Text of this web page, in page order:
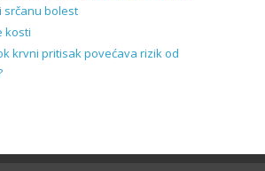
srčanu bolest
kosti
krvni pritisak povećava rizik od